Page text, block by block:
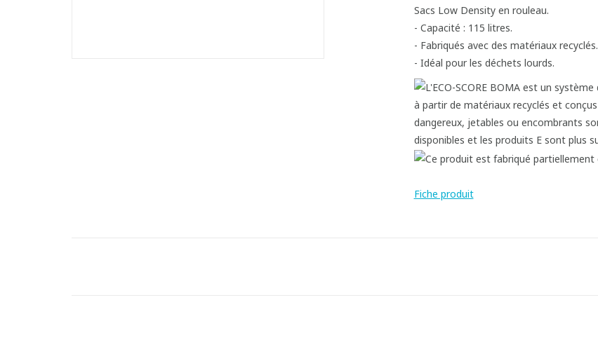
Sacs Low Density en rouleau.
- Capacité : 115 litres.
- Fabriqués avec des matériaux recyclés.
- Idéal pour les déchets lourds.
Fiche produit